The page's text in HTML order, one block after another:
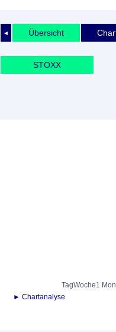
◄ Übersicht
STOXX
TagWoche1
► Chartanalyse